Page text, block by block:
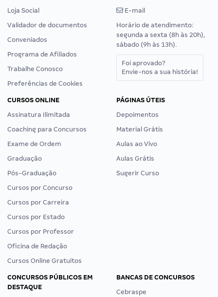
Loja Social
Validador de documentos
Conveniados
Programa de Afiliados
Trabalhe Conosco
Preferências de Cookies
E-mail
Horário de atendimento:
segunda a sexta (8h às 20h),
sábado (9h às 13h).
Foi aprovado?
Envie-nos a sua história!
CURSOS ONLINE
Assinatura Ilimitada
Coaching para Concursos
Exame de Ordem
Graduação
Pós-Graduação
Cursos por Concurso
Cursos por Carreira
Cursos por Estado
Cursos por Professor
Oficina de Redação
Cursos Online Gratuitos
PÁGINAS ÚTEIS
Depoimentos
Material Grátis
Aulas ao Vivo
Aulas Grátis
Sugerir Curso
CONCURSOS PÚBLICOS EM
DESTAQUE
BANCAS DE CONCURSOS
Cebraspe